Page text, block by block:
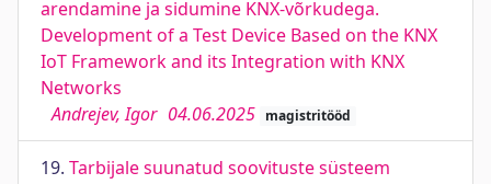
arendamine ja sidumine KNX-võrkudega.
Development of a Test Device Based on the KNX
IoT Framework and its Integration with KNX
Networks
Andrejev, Igor 04.06.2025 magistritööd
19. Tarbijale suunatud soovituste süsteem